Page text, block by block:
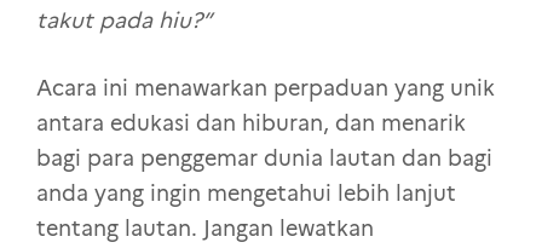
takut pada hiu?”
Acara ini menawarkan perpaduan yang unik
antara edukasi dan hiburan, dan menarik
bagi para penggemar dunia lautan dan bagi
anda yang ingin mengetahui lebih lanjut
tentang lautan. Jangan lewatkan